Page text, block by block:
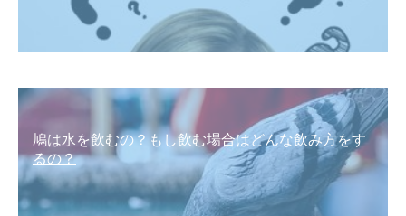
鳩は水を飲むの？もし飲む場合はどんな飲み方をす
るの？